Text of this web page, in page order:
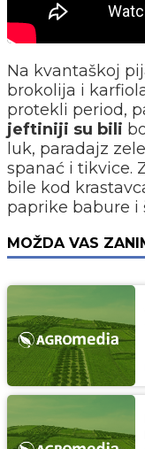
Na kvantaškoj
brokolija i
protekli period,
jeftiniji su bili
luk, paradajz
spanać i tikvice.
bile kod
paprike babure i
MOŽDA VAS